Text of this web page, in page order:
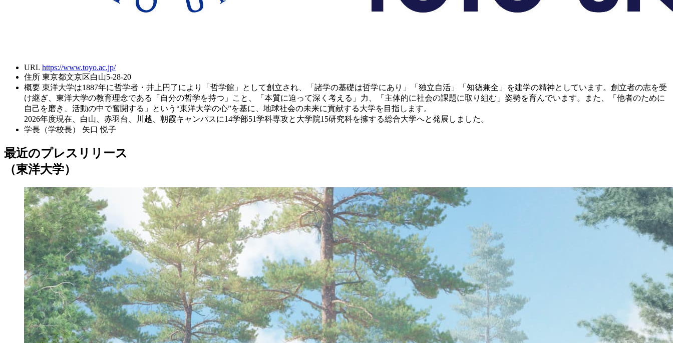
URL https://www.toyo.ac.jp/
住所 東京都文京区白山5-28-20
概要 東洋大学は1887年に哲学者・井上円了により「哲学館」として創立され、「諸学の基礎は哲学にあり」「独立自活」「知徳兼全」を建学の精神としています。創立者の志を受
け継ぎ、東洋大学の教育理念である「自分の哲学を持つ」こと、「本質に迫って深く考える」力、「主体的に社会の課題に取り組む」姿勢を育んでいます。また、「他者のために
自己を磨き、活動の中で奮闘する」という“東洋大学の心”を基に、地球社会の未来に貢献する大学を目指します。
2026年度現在、白山、赤羽台、川越、朝霞キャンパスに14学部51学科専攻と大学院15研究科を擁する総合大学へと発展しました。
学長（学校長）
矢口 悦子
最近のプレスリリース
（東洋大学）